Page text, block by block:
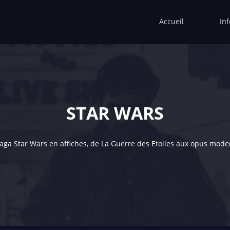
Accueil
STAR WARS
Star Wars en affiches, de La Guerre des Etoiles aux opus